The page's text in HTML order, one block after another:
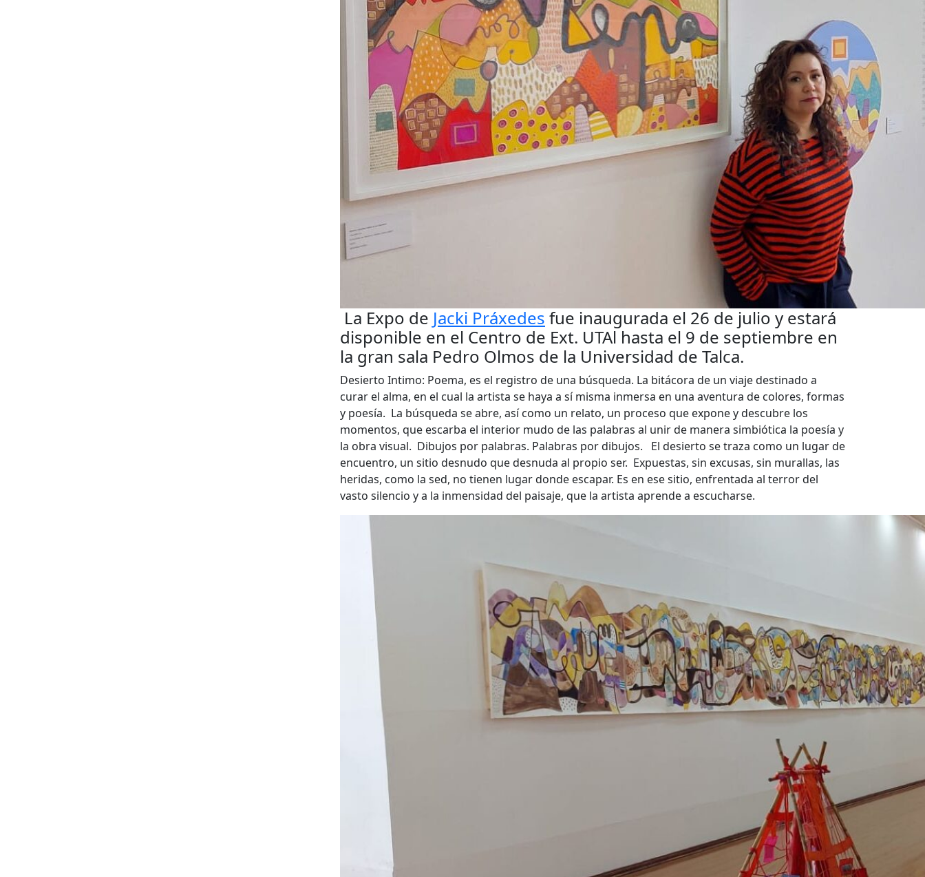
La Expo de Jacki Práxedes fue inaugurada el 26 de julio y estará
disponible en el Centro de Ext. UTAl hasta el 9 de septiembre en
la gran sala Pedro Olmos de la Universidad de Talca.
Desierto Intimo: Poema, es el registro de una búsqueda. La bitácora de un viaje destinado a
curar el alma, en el cual la artista se haya a sí misma inmersa en una aventura de colores, formas
y poesía. La búsqueda se abre, así como un relato, un proceso que expone y descubre los
momentos, que escarba el interior mudo de las palabras al unir de manera simbiótica la poesía y
la obra visual. Dibujos por palabras. Palabras por dibujos. El desierto se traza como un lugar de
encuentro, un sitio desnudo que desnuda al propio ser. Expuestas, sin excusas, sin murallas, las
heridas, como la sed, no tienen lugar donde escapar. Es en ese sitio, enfrentada al terror del
vasto silencio y a la inmensidad del paisaje, que la artista aprende a escucharse.